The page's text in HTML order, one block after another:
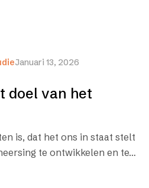
Januari 13, 2026
doel van het
is, dat het ons in staat stelt
te ontwikkelen en te…